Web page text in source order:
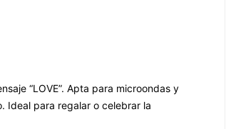
“LOVE”. Apta para microondas y
Ideal para regalar o celebrar la